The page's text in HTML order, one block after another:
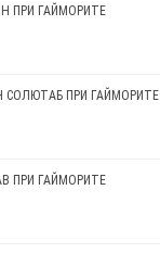
ПРИ ГАЙМОРИТЕ
СОЛЮТАБ ПРИ ГАЙМОРИТЕ
ПРИ ГАЙМОРИТЕ